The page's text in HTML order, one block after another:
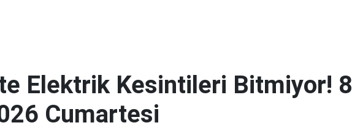
Elektrik Kesintileri Bitmiyor! 8
Cumartesi